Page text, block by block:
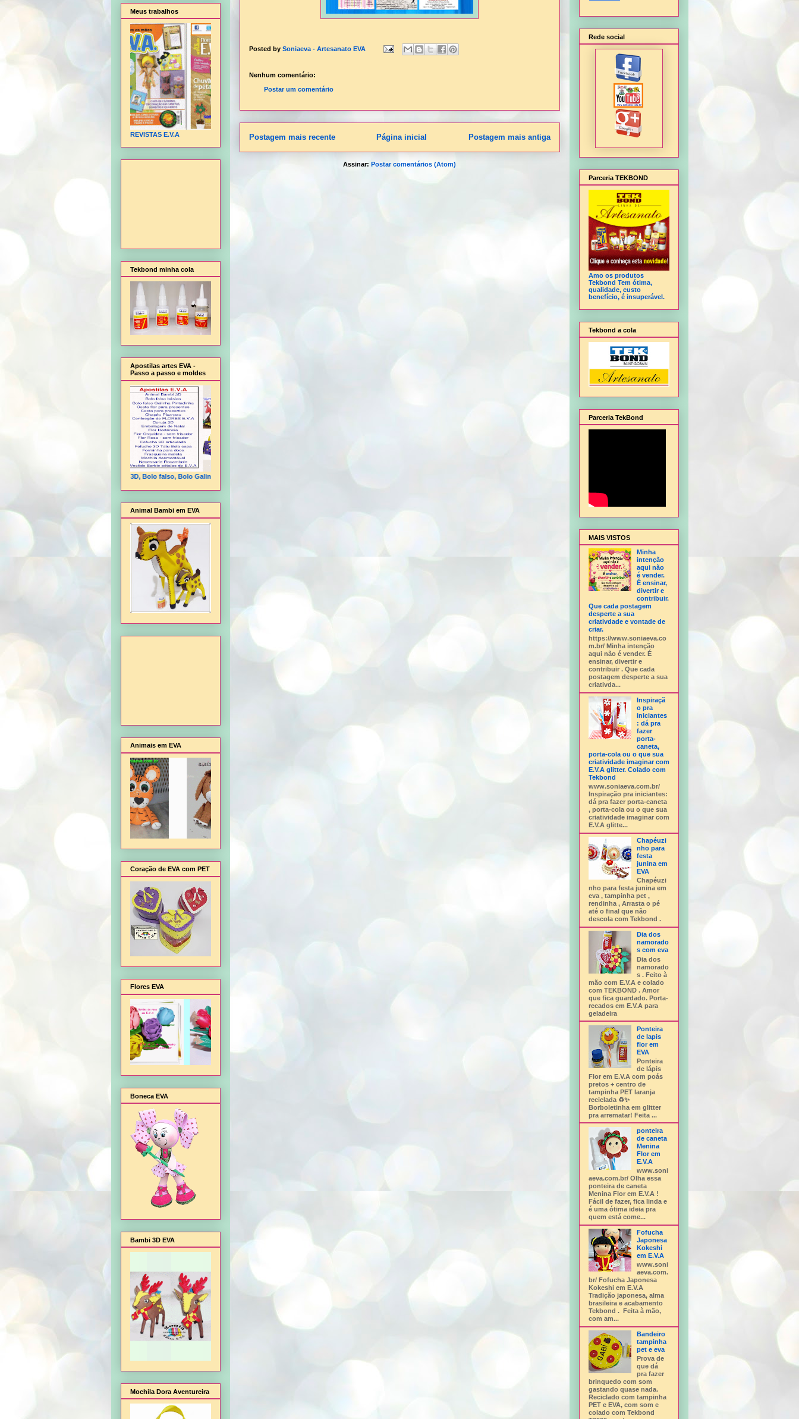
Posted by Soniaeva - Artesanato EVA
Nenhum comentário:
Postar um comentário
Postagem mais recente Postagem mais antiga
Página inicial
Assinar: Postar comentários (Atom)
Meus trabalhos
REVISTAS E.V.A
Tekbond minha cola
Apostilas artes EVA -
Passo a passo e moldes
Animal Bambi 3D, Bolo falso, Bolo Galinha Pintadinha, Cesta flor, Cesta para presentes, Chapéu Pica-pau, Confecção de FLORES E.V.A, Coruja 3D, Embalagem de Natal, Flor Hortência, Flor Orquídea - sem frisador, Flor Rosa -
Animal Bambi em EVA
Animais em EVA
Coração de EVA com PET
Flores EVA
Boneca EVA
Bambi 3D EVA
Mochila Dora Aventureira
Rede social
Parceria TEKBOND
Amo os produtos
Tekbond Tem ótima,
qualidade, custo
benefício, é insuperável.
Tekbond a cola
Parceria TekBond
MAIS VISTOS
Minha
intenção
aqui não
é vender.
É ensinar,
divertir e
contribuir.
Que cada postagem
desperte a sua
criativdade e vontade de
criar.
https://www.soniaeva.co
m.br/ Minha intenção
aqui não é vender. É
ensinar, divertir e
contribuir . Que cada
postagem desperte a sua
criativda...
Inspiraçã
o pra
iniciantes
: dá pra
fazer
porta-
caneta,
porta-cola ou o que sua
criatividade imaginar com
E.V.A glitter. Colado com
Tekbond
www.soniaeva.com.br/
Inspiração pra iniciantes:
dá pra fazer porta-caneta
, porta-cola ou o que sua
criatividade imaginar com
E.V.A glitte...
Chapéuzi
nho para
festa
junina em
EVA
Chapéuzi
nho para festa junina em
eva , tampinha pet ,
rendinha , Arrasta o pé
até o final que não
descola com Tekbond .
Dia dos
namorado
s com eva
Dia dos
namorado
s . Feito à
mão com E.V.A e colado
com TEKBOND . Amor
que fica guardado. Porta-
recados em E.V.A para
geladeira
Ponteira
de lapis
flor em
EVA
Ponteira
de lápis
Flor em E.V.A com poás
pretos + centro de
tampinha PET laranja
reciclada ♻️✨
Borboletinha em glitter
pra arrematar! Feita ...
ponteira
de caneta
Menina
Flor em
E.V.A
www.soni
aeva.com.br/ Olha essa
ponteira de caneta
Menina Flor em E.V.A !
Fácil de fazer, fica linda e
é uma ótima ideia pra
quem está come...
Fofucha
Japonesa
Kokeshi
em E.V.A
www.soni
aeva.com.
br/ Fofucha Japonesa
Kokeshi em E.V.A
Tradição japonesa, alma
brasileira e acabamento
Tekbond . Feita à mão,
com am...
Bandeiro
tampinha
pet e eva
Prova de
que dá
pra fazer
brinquedo com som
gastando quase nada.
Reciclado com tampinha
PET e EVA, com som e
colado com Tekbond